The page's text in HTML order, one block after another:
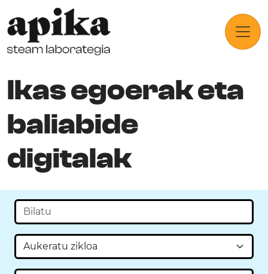
Ikas egoerak eta
baliabide
digitalak
Bilaketa